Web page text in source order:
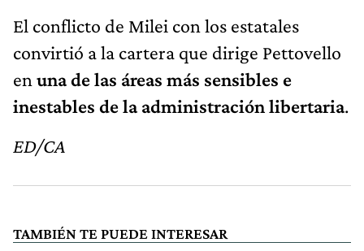
El conflicto de Milei con los estatales
convirtió a la cartera que dirige Pettovello
en una de las áreas más sensibles e
inestables de la administración libertaria.
ED/CA
TAMBIÉN TE PUEDE INTERESAR